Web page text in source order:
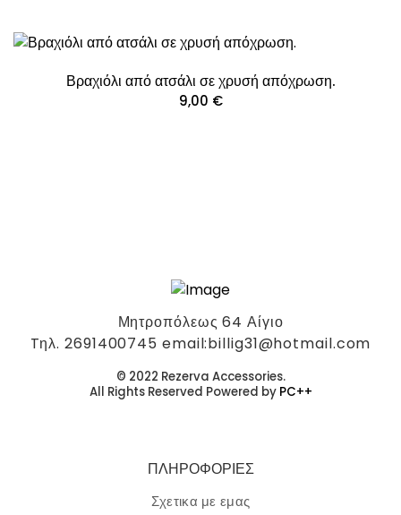
Βραχιόλι από ατσάλι σε χρυσή απόχρωση.
9,00 €
Μητροπόλεως 64 Αίγιο
Tηλ. 2691400745 email:billig31@hotmail.com
© 2022 Rezerva Accessories.
All Rights Reserved Powered by PC++
ΠΛΗΡΟΦΟΡΙΕΣ
Σχετικα με εμας